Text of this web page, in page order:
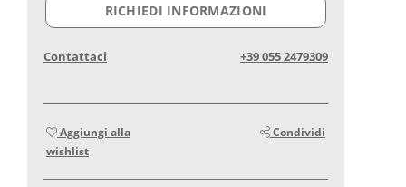
RICHIEDI INFORMAZIONI
Contattaci +39 055 2479309
Aggiungi alla
wishlist
Condividi